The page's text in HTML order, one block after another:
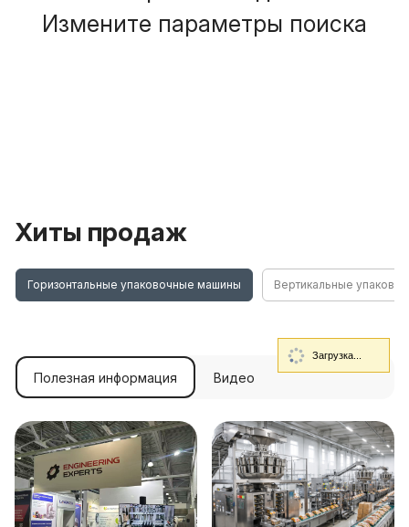
Измените параметры поиска
Хиты продаж
Горизонтальные упаковочные машины Вертикальные
Полезная информация Видео
Загрузка...